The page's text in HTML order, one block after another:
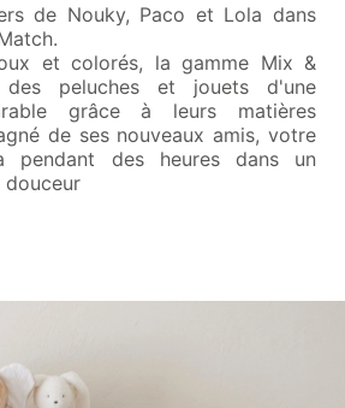
de Nouky, Paco et Lola dans
et colorés, la gamme Mix &
des peluches et jouets d'une
grâce à leurs matières
de ses nouveaux amis, votre
pendant des heures dans un